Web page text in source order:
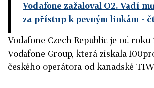
Vodafone zažaloval O2. Vadí
za přístup k pevným linkám -
Vodafone Czech Republic je od roku
Vodafone Group, která získala
českého operátora od kanadské